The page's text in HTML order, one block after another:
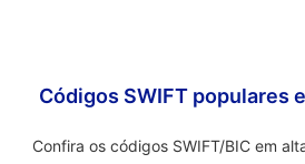
Códigos SWIFT populares
Confira os códigos SWIFT/BIC em